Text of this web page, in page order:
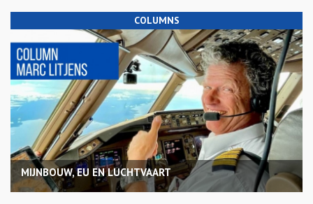
COLUMNS
MIJNBOUW, EU EN LUCHTVAART